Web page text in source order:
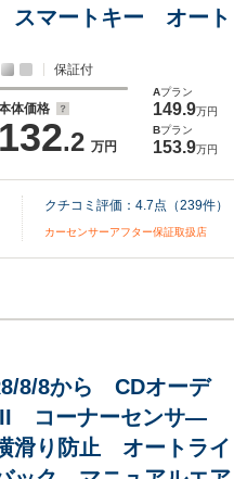
マートキー オート
保証付
体価格
132.2 万円
Aプラン
149.9万円
Bプラン
153.9万円
クチコミ評価： 4.7点（239件）
カーセンサーアフター保証取扱店
8/8から CDオーデ
コーナーセンサ―
滑り防止 オートライ